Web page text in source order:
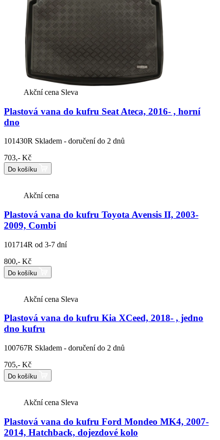
Akční cena Sleva
Plastová vana do kufru Seat Ateca, 2016- , horní
dno
101430R Skladem - doručení do 2 dnů
703,- Kč
Do košíku
Akční cena
Plastová vana do kufru Toyota Avensis II, 2003-
2009, Combi
101714R od 3-7 dní
800,- Kč
Do košíku
Akční cena Sleva
Plastová vana do kufru Kia XCeed, 2018- , jedno
dno kufru
100767R Skladem - doručení do 2 dnů
705,- Kč
Do košíku
Akční cena Sleva
Plastová vana do kufru Ford Mondeo MK4, 2007-
2014, Hatchback, dojezdové kolo